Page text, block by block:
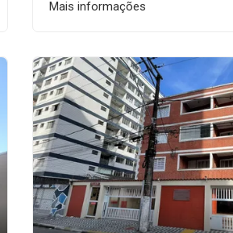
Mais informações